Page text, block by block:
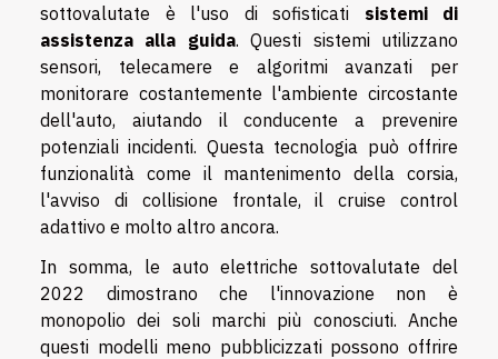
sottovalutate è l'uso di sofisticati sistemi di
assistenza alla guida. Questi sistemi utilizzano
sensori, telecamere e algoritmi avanzati per
monitorare costantemente l'ambiente circostante
dell'auto, aiutando il conducente a prevenire
potenziali incidenti. Questa tecnologia può offrire
funzionalità come il mantenimento della corsia,
l'avviso di collisione frontale, il cruise control
adattivo e molto altro ancora.
In somma, le auto elettriche sottovalutate del
2022 dimostrano che l'innovazione non è
monopolio dei soli marchi più conosciuti. Anche
questi modelli meno pubblicizzati possono offrire